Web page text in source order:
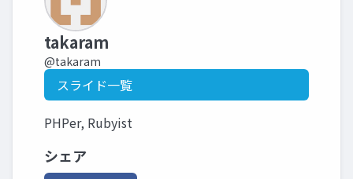
takaram
@takaram
スライド一覧
PHPer, Rubyist
シェア